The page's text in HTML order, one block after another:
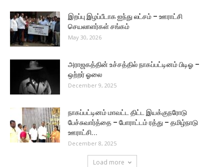
இறப்பு இழப்பீடாக ஐந்து லட்சம் – ஊராட்சி
செயலாளர்கள் சங்கம்
May 30, 2026
அராஜகத்தின் உச்சத்தில் நாகப்பட்டினம் பிடிஓ –
ஒற்றர் ஓலை
December 9, 2025
நாகப்பட்டினம் மாவட்ட திட்ட இயக்குநரோடு
பேச்சுவார்த்தை – போராட்டம் ரத்து – தமிழ்நாடு
ஊராட்சி...
December 8, 2025
Load more